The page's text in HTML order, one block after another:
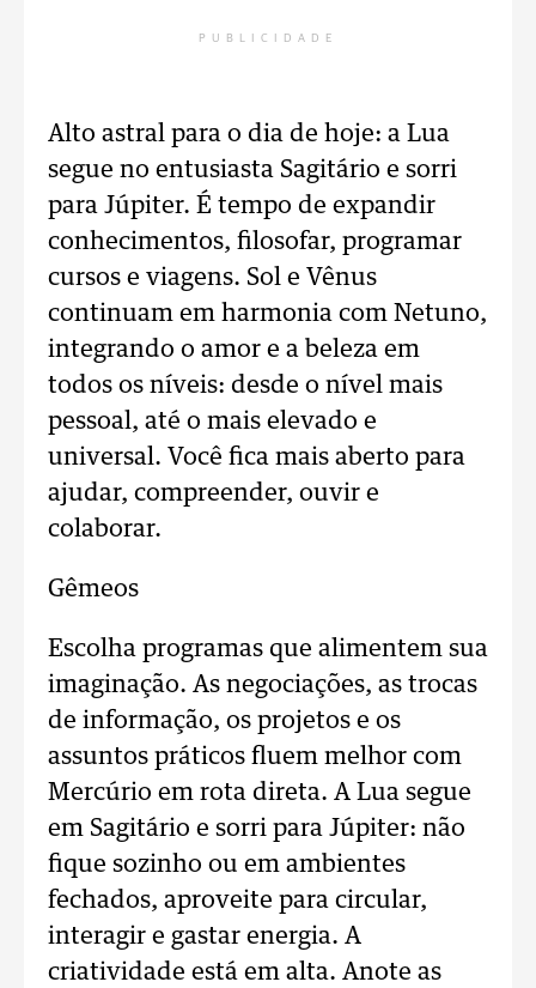
PUBLICIDADE
Alto astral para o dia de hoje: a Lua
segue no entusiasta Sagitário e sorri
para Júpiter. É tempo de expandir
conhecimentos, filosofar, programar
cursos e viagens. Sol e Vênus
continuam em harmonia com Netuno,
integrando o amor e a beleza em
todos os níveis: desde o nível mais
pessoal, até o mais elevado e
universal. Você fica mais aberto para
ajudar, compreender, ouvir e
colaborar.
Gêmeos
Escolha programas que alimentem sua
imaginação. As negociações, as trocas
de informação, os projetos e os
assuntos práticos fluem melhor com
Mercúrio em rota direta. A Lua segue
em Sagitário e sorri para Júpiter: não
fique sozinho ou em ambientes
fechados, aproveite para circular,
interagir e gastar energia. A
criatividade está em alta. Anote as